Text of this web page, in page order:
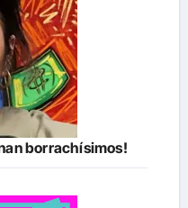
borrachísimos!